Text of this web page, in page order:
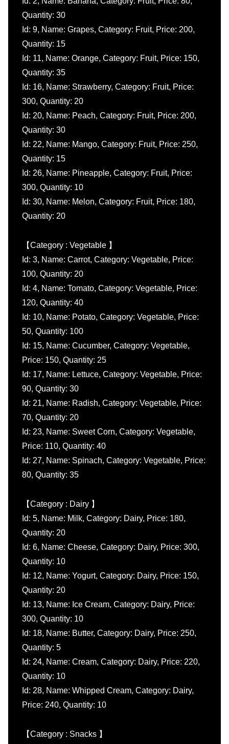
Quantity: 30
Id: 9, Name: Grapes, Category: Fruit, Price: 200,
Quantity: 15
Id: 11, Name: Orange, Category: Fruit, Price: 150,
Quantity: 35
Id: 16, Name: Strawberry, Category: Fruit, Price:
300, Quantity: 20
Id: 20, Name: Peach, Category: Fruit, Price: 200,
Quantity: 30
Id: 22, Name: Mango, Category: Fruit, Price: 250,
Quantity: 15
Id: 26, Name: Pineapple, Category: Fruit, Price:
300, Quantity: 10
Id: 30, Name: Melon, Category: Fruit, Price: 180,
Quantity: 20
【Category : Vegetable 】
Id: 3, Name: Carrot, Category: Vegetable, Price:
100, Quantity: 20
Id: 4, Name: Tomato, Category: Vegetable, Price:
120, Quantity: 40
Id: 10, Name: Potato, Category: Vegetable, Price:
50, Quantity: 100
Id: 15, Name: Cucumber, Category: Vegetable,
Price: 150, Quantity: 25
Id: 17, Name: Lettuce, Category: Vegetable, Price:
90, Quantity: 30
Id: 21, Name: Radish, Category: Vegetable, Price:
70, Quantity: 20
Id: 23, Name: Sweet Corn, Category: Vegetable,
Price: 110, Quantity: 40
Id: 27, Name: Spinach, Category: Vegetable, Price:
80, Quantity: 35
【Category : Dairy 】
Id: 5, Name: Milk, Category: Dairy, Price: 180,
Quantity: 20
Id: 6, Name: Cheese, Category: Dairy, Price: 300,
Quantity: 10
Id: 12, Name: Yogurt, Category: Dairy, Price: 150,
Quantity: 20
Id: 13, Name: Ice Cream, Category: Dairy, Price:
300, Quantity: 10
Id: 18, Name: Butter, Category: Dairy, Price: 250,
Quantity: 5
Id: 24, Name: Cream, Category: Dairy, Price: 220,
Quantity: 10
Id: 28, Name: Whipped Cream, Category: Dairy,
Price: 240, Quantity: 10
【Category : Snacks 】